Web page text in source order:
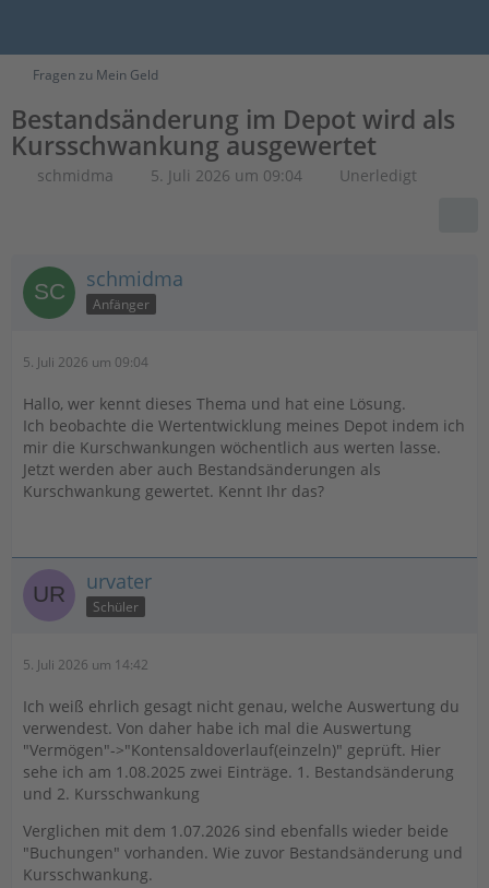
Fragen zu Mein Geld
Bestandsänderung im Depot wird als
Kursschwankung ausgewertet
schmidma 5. Juli 2026 um 09:04 Unerledigt
schmidma
Anfänger
5. Juli 2026 um 09:04
Hallo, wer kennt dieses Thema und hat eine Lösung.
Ich beobachte die Wertentwicklung meines Depot indem ich
mir die Kurschwankungen wöchentlich aus werten lasse.
Jetzt werden aber auch Bestandsänderungen als
Kurschwankung gewertet. Kennt Ihr das?
urvater
Schüler
5. Juli 2026 um 14:42
Ich weiß ehrlich gesagt nicht genau, welche Auswertung du
verwendest. Von daher habe ich mal die Auswertung
"Vermögen"->"Kontensaldoverlauf(einzeln)" geprüft. Hier
sehe ich am 1.08.2025 zwei Einträge. 1. Bestandsänderung
und 2. Kursschwankung
Verglichen mit dem 1.07.2026 sind ebenfalls wieder beide
"Buchungen" vorhanden. Wie zuvor Bestandsänderung und
Kursschwankung.